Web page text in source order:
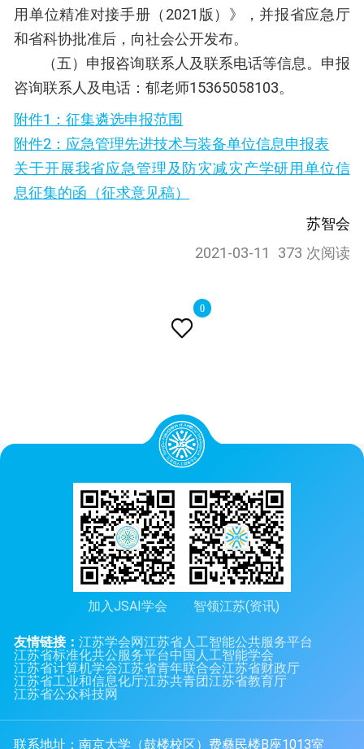

0
用单位精准对接手册（2021版）》，并报省应急厅
和省科协批准后，向社会公开发布。
（五）申报咨询联系人及联系电话等信息。申报
咨询联系人及电话：郁老师15365058103。
附件1：征集遴选申报范围
附件2：应急管理先进技术与装备单位信息申报表
关于开展我省应急管理及防灾减灾产学研用单位信
息征集的函（征求意见稿）
苏智会
2021-03-11
373 次阅读
加入JSAI学会 智领江苏(资讯)
友情链接：江苏学会网江苏省人工智能公共服务平台
江苏省标准化共公服务平台中国人工智能学会
江苏省计算机学会江苏省青年联合会江苏省财政厅
江苏省工业和信息化厅江苏共青团江苏省教育厅
江苏省公众科技网
联系地址：南京大学（鼓楼校区）费彝民楼B座1013室